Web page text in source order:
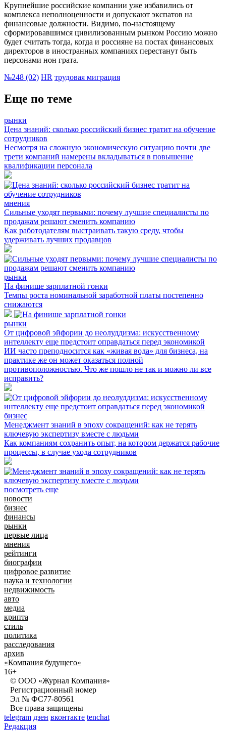
Крупнейшие российские компании уже избавились от
комплекса неполноценности и допускают экспатов на
финансовые должности. Видимо, по-настоящему
сформировавшимся цивилизованным рынком Россию можно
будет считать тогда, когда и россияне на постах финансовых
директоров в иностранных компаниях перестанут быть
персонами нон грата.
№248 (02) HR трудовая миграция
Еще по теме
рынки
Цена знаний: сколько российский бизнес тратит на обучение
сотрудников
Несмотря на сложную экономическую ситуацию почти две
трети компаний намерены вкладываться в повышение
квалификации персонала
мнения
Сильные уходят первыми: почему лучшие специалисты по
продажам решают сменить компанию
Как работодателям выстраивать такую среду, чтобы
удерживать лучших продавцов
рынки
На финише зарплатной гонки
Темпы роста номинальной заработной платы постепенно
снижаются
рынки
От цифровой эйфории до неолуддизма: искусственному
интеллекту еще предстоит оправдаться перед экономикой
ИИ часто преподносится как «живая вода» для бизнеса, на
практике же он может оказаться полной
противоположностью. Что же пошло не так и можно ли все
исправить?
бизнес
Менеджмент знаний в эпоху сокращений: как не терять
ключевую экспертизу вместе с людьми
Как компаниям сохранить опыт, на котором держатся рабочие
процессы, в случае ухода сотрудников
посмотреть еще
новости
бизнес
финансы
рынки
первые лица
мнения
рейтинги
биографии
цифровое развитие
наука и технологии
недвижимость
авто
медиа
крипта
стиль
политика
расследования
архив
«Компания будущего»
16+
© ООО «Журнал Компания»
Регистрационный номер
Эл № ФС77-80561
Все права защищены
telegram дзен вконтакте tenchat
Редакция